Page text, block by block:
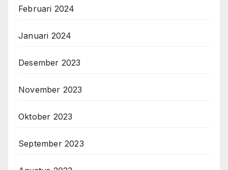
Februari 2024
Januari 2024
Desember 2023
November 2023
Oktober 2023
September 2023